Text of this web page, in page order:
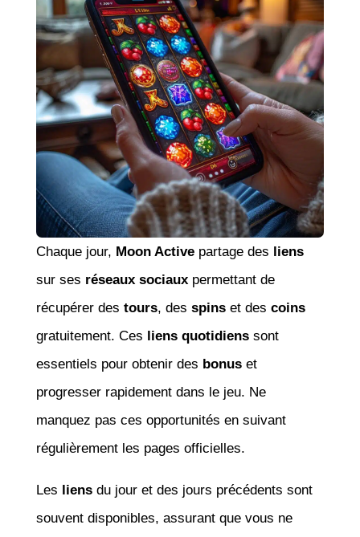
Chaque jour, Moon Activepartage des liens
sur ses réseaux sociauxpermettant de
récupérer des tours, des spinset des coins
gratuitement. Ces liens quotidienssont
essentiels pour obtenir des bonuset
progresser rapidement dans le jeu. Ne
manquez pas ces opportunités en suivant
régulièrement les pages officielles.
Les liensdu jour et des jours précédents sont
souvent disponibles, assurant que vous ne